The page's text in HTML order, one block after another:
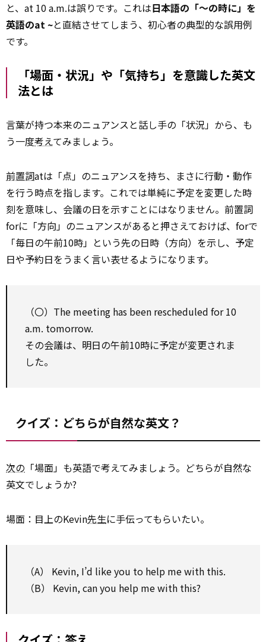
と、at 10 a.m.は誤りです。これは日本語の「～の時に」を
英語のat ~と直結させてしまう、初心者の典型的な誤用例
です。
「場面・状況」や「気持ち」を意識した英文
法とは
言葉が持つ本来のニュアンスと話し手の「状況」から、も
う一度考えてみましょう。
前置詞atは「点」のニュアンスを持ち、まさに行動・動作
を行う時点を指します。これでは単純に予定を変更した時
刻を意味し、会議の日を示すことにはなりません。前置詞
forに「方向」のニュアンスがあると押さえておけば、forで
「毎日の午前10時」という先の日時（方向）を示し、予定
日や予約日をうまく言い表せるようになります。
（〇）The meeting has been rescheduled for 10
a.m. tomorrow.
その会議は、明日の午前10時に予定が変更されま
した。
クイズ：どちらが自然な英文？
次の 「場面」も英語で考えてみましょう。どちらが自然な
英文でしょうか?
場面：目上のKevin先生に手伝ってもらいたい。
（A） Kevin, I’d like you to help me with this.
（B） Kevin, can you help me with this?